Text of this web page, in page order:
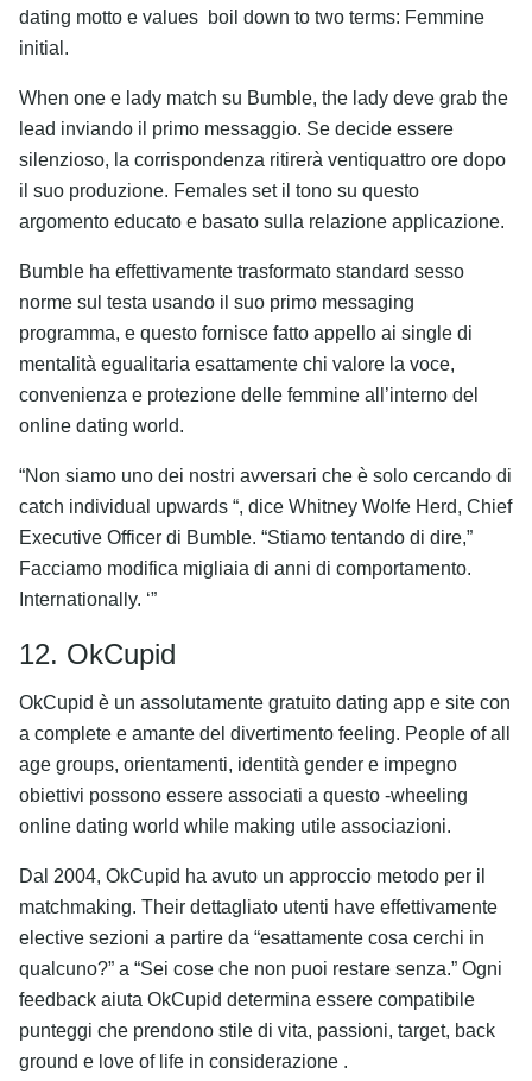
dating motto e values ​​ boil down to two terms: Femmine
initial.
When one e lady match su Bumble, the lady deve grab the
lead inviando il primo messaggio. Se decide essere
silenzioso, la corrispondenza ritirerà ventiquattro ore dopo
il suo produzione. Females set il tono su questo
argomento educato e basato sulla relazione applicazione.
Bumble ha effettivamente trasformato standard sesso
norme sul testa usando il suo primo messaging
programma, e questo fornisce fatto appello ai single di
mentalità egualitaria esattamente chi valore la voce,
convenienza e protezione delle femmine all’interno del
online dating world.
“Non siamo uno dei nostri avversari che è solo cercando di
catch individual upwards “, dice Whitney Wolfe Herd, Chief
Executive Officer di Bumble. “Stiamo tentando di dire,”
Facciamo modifica migliaia di anni di comportamento.
Internationally. ‘”
12. OkCupid
OkCupid è un assolutamente gratuito dating app e site con
a complete e amante del divertimento feeling. People of all
age groups, orientamenti, identità gender e impegno
obiettivi possono essere associati a questo -wheeling
online dating world while making utile associazioni.
Dal 2004, OkCupid ha avuto un approccio metodo per il
matchmaking. Their dettagliato utenti have effettivamente
elective sezioni a partire da “esattamente cosa cerchi in
qualcuno?” a “Sei cose che non puoi restare senza.” Ogni
feedback aiuta OkCupid determina essere compatibile
punteggi che prendono stile di vita, passioni, target, back
ground e love of life in considerazione .